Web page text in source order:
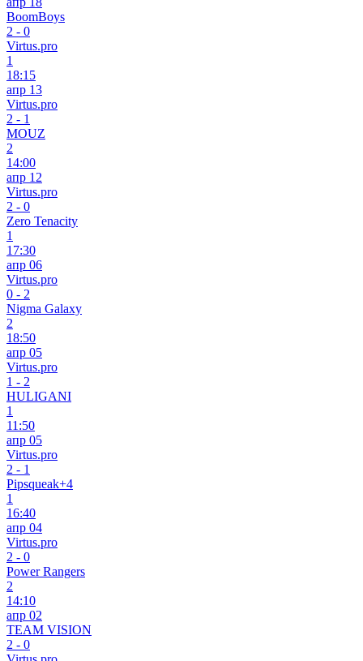
BoomBoys
2 - 0
Virtus.pro
1
18:15
апр 13
Virtus.pro
2 - 1
MOUZ
2
14:00
апр 12
Virtus.pro
2 - 0
Zero Tenacity
1
17:30
апр 06
Virtus.pro
0 - 2
Nigma Galaxy
2
18:50
апр 05
Virtus.pro
1 - 2
HULIGANI
1
11:50
апр 05
Virtus.pro
2 - 1
Pipsqueak+4
1
16:40
апр 04
Virtus.pro
2 - 0
Power Rangers
2
14:10
апр 02
TEAM VISION
2 - 0